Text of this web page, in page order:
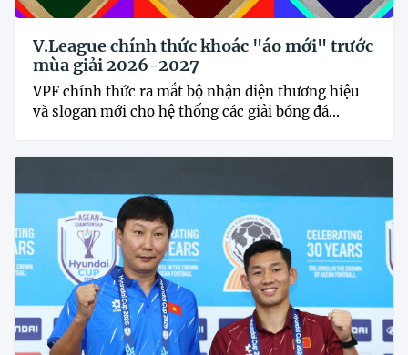
V.League chính thức khoác "áo mới" trước
mùa giải 2026-2027
VPF chính thức ra mắt bộ nhận diện thương hiệu
và slogan mới cho hệ thống các giải bóng đá...